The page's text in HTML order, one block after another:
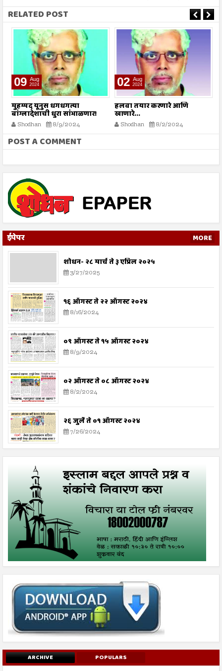
RELATED POST
09 Aug
2024
मुहम्मद यूनुस धगधगत्या
बांग्लादेशाची धुरा सांभाळणार!
Shodhan 8/9/2024
02 Aug
2024
हलवा तयार करणारे आणि
खाणारे...
Shodhan 8/2/2024
POST A COMMENT
ईपेपर MORE
शोधन- २८ मार्च ते ३ एप्रिल २०२५
3/27/2025
१६ ऑगस्ट ते २२ ऑगस्ट २०२४
8/16/2024
०९ ऑगस्ट ते १५ ऑगस्ट २०२४
8/9/2024
०२ ऑगस्ट ते ०८ ऑगस्ट २०२४
8/2/2024
२६ जुलै ते ०१ ऑगस्ट २०२४
7/26/2024
ARCHIVE POPULARS